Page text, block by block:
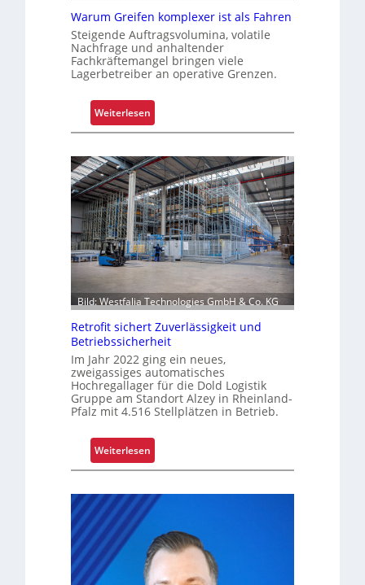
Warum Greifen komplexer ist als Fahren
Steigende Auftragsvolumina, volatile
Nachfrage und anhaltender
Fachkräftemangel bringen viele
Lagerbetreiber an operative Grenzen.
Weiterlesen:
W
r
u
m
G
r
e
i
e
k
o
m
p
l
e
x
e
r
s
a
l
s
Bild: Westfalia Technologies GmbH & Co. KG
Retrofit sichert Zuverlässigkeit und
Betriebssicherheit
Im Jahr 2022 ging ein neues,
zweigassiges automatisches
Hochregallager für die Dold Logistik
Gruppe am Standort Alzey in Rheinland-
Pfalz mit 4.516 Stellplätzen in Betrieb.
Weiterlesen:
R
t
o
f
i